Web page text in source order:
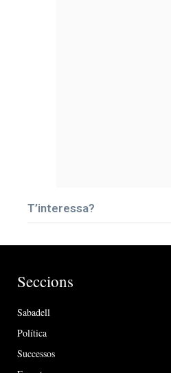
T’interessa?
Seccions
Sabadell
Política
Successos